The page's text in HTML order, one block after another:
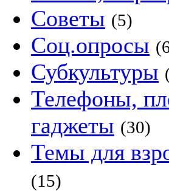
Советы (5)
Соц.опросы
Субкультуры
Телефоны,
гаджеты (30)
Темы для
(15)